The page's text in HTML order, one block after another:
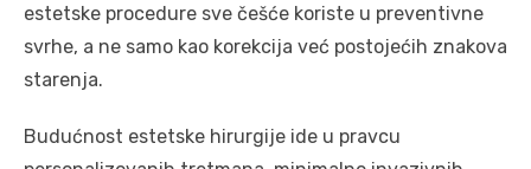
estetske procedure sve češće koriste u preventivne
svrhe, a ne samo kao korekcija već postojećih znakova
starenja.
Budućnost estetske hirurgije ide u pravcu